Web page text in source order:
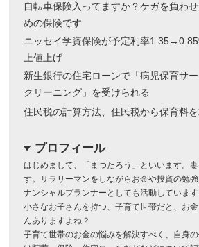
自転車保険入ってますか？ケガを負わ
めの保険です
ニッセイ学資保険が予定利率
上値上げ
新生銀行の住宅ローンで「病児保育サ
クリーニング」を受けられる
住民税の計算方法、住民税から保育料
dropdown プロフィール
はじめまして、「まつたろう」といいます。
す。サラリーマンをしながらお金や投資の勉
ナンシャルプランナーとしても活動しています
小さなお子さんを持つ、子育て世帯だと、お
んありますよね？
子育て世帯のお金の悩みを解決すべく、自身